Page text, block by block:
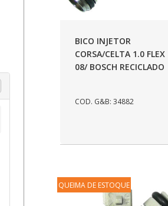
BICO INJETOR
CORSA/CELTA 1.0 FLEX
08/ BOSCH RECICLADO
COD. G&B: 34882
QUEIMA DE ESTOQUE